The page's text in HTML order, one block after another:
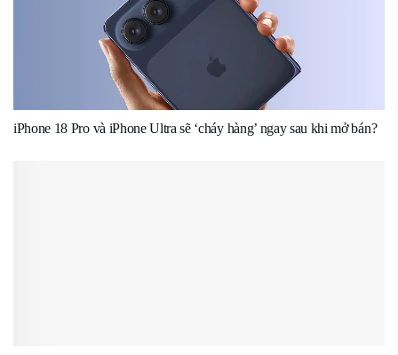
iPhone 18 Pro và iPhone Ultra sẽ ‘cháy hàng’ ngay sau khi mở bán?